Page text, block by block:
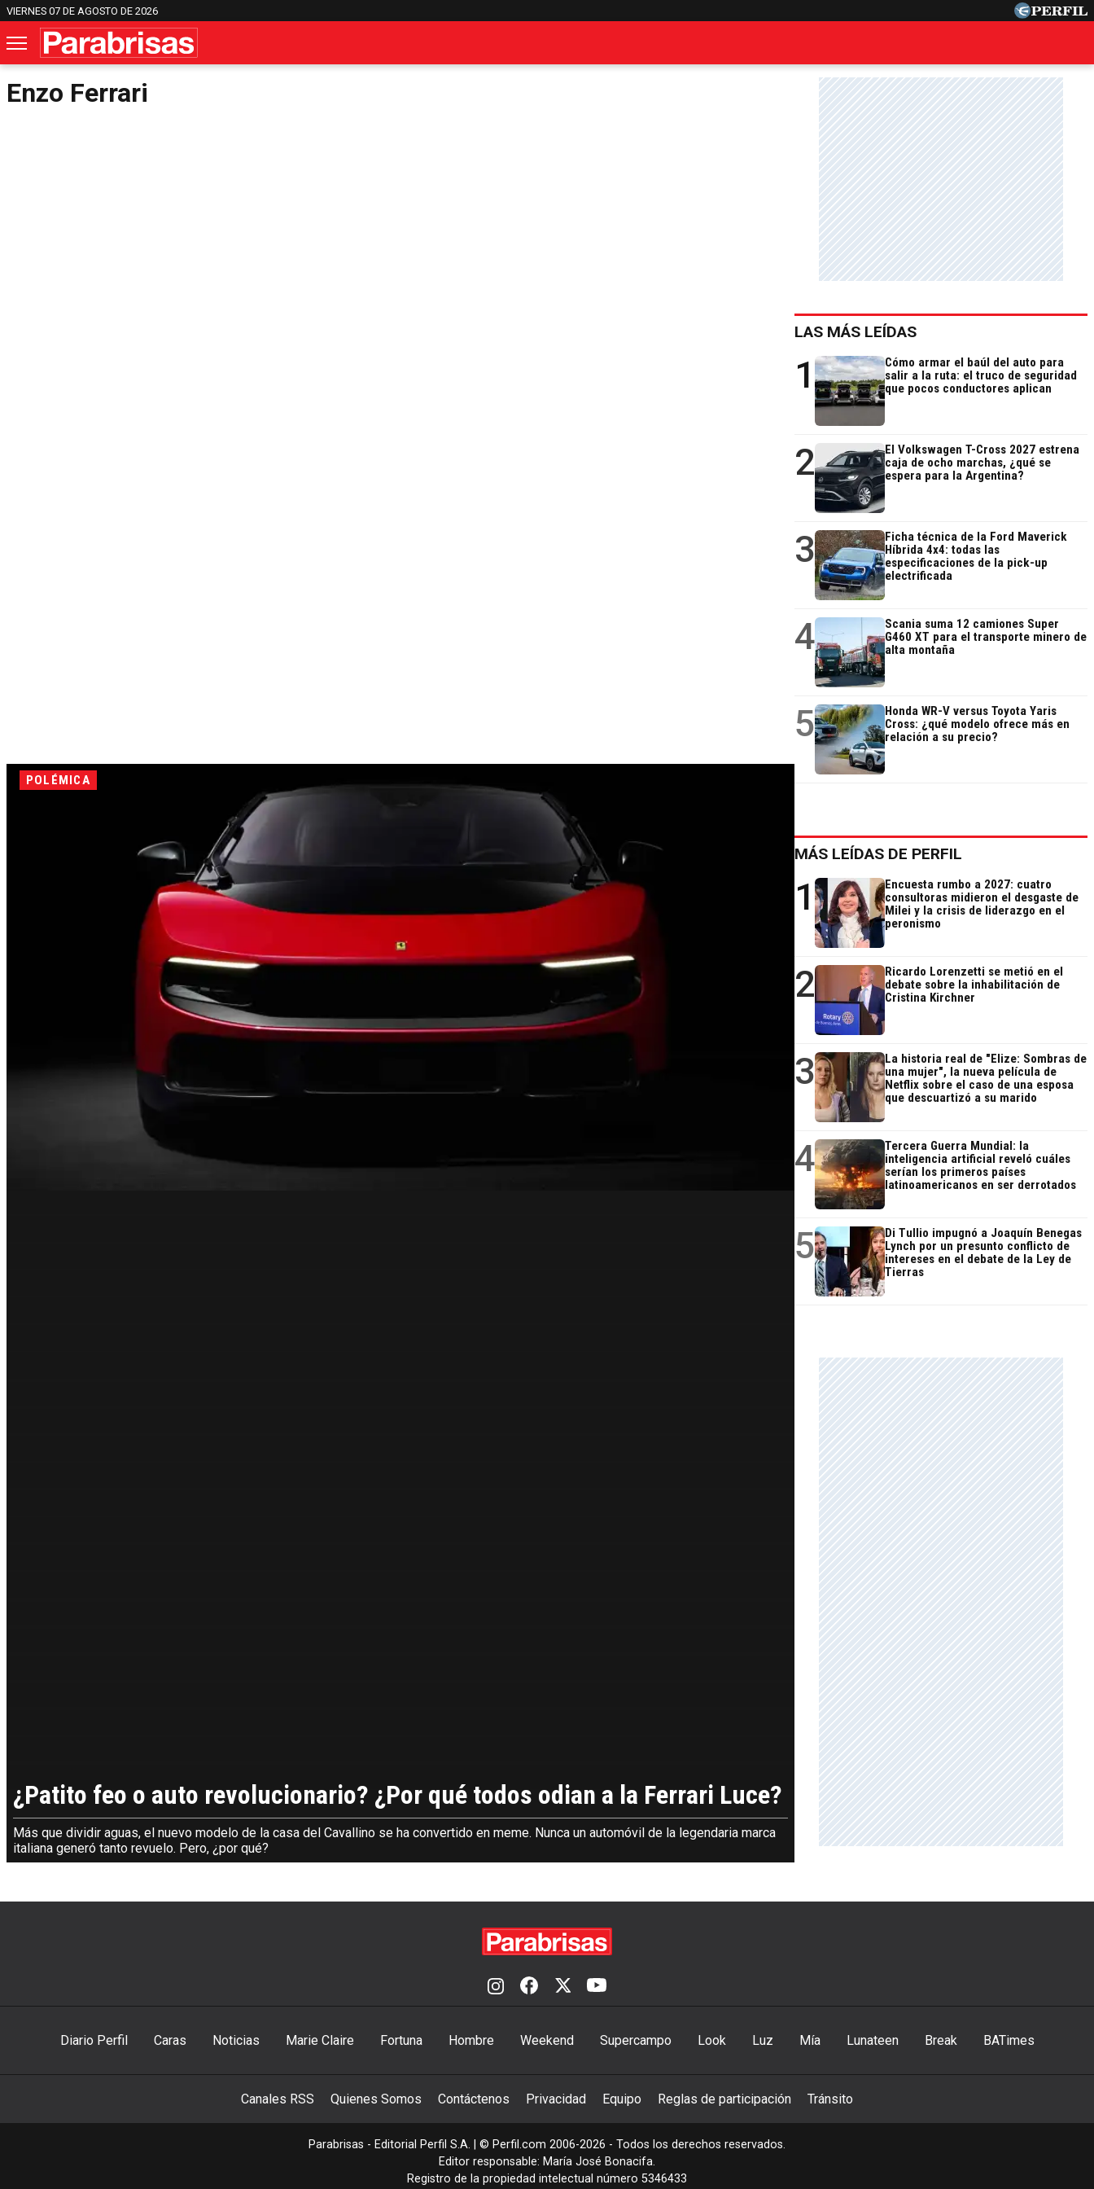
VIERNES 07 DE AGOSTO DE 2026
Enzo Ferrari
POLÉMICA
¿Patito feo o auto revolucionario? ¿Por qué todos odian a la Ferrari Luce?
Más que dividir aguas, el nuevo modelo de la casa del Cavallino se ha convertido en meme. Nunca un automóvil de la legendaria marca
italiana generó tanto revuelo. Pero, ¿por qué?
LAS MÁS LEÍDAS
1
Cómo armar el baúl del auto para
salir a la ruta: el truco de seguridad
que pocos conductores aplican
2
El Volkswagen T-Cross 2027 estrena
caja de ocho marchas, ¿qué se
espera para la Argentina?
3
Ficha técnica de la Ford Maverick
Híbrida 4x4: todas las
especificaciones de la pick-up
electrificada
4
Scania suma 12 camiones Super
G460 XT para el transporte minero de
alta montaña
5
Honda WR-V versus Toyota Yaris
Cross: ¿qué modelo ofrece más en
relación a su precio?
MÁS LEÍDAS DE PERFIL
1
Encuesta rumbo a 2027: cuatro
consultoras midieron el desgaste de
Milei y la crisis de liderazgo en el
peronismo
2
Ricardo Lorenzetti se metió en el
debate sobre la inhabilitación de
Cristina Kirchner
3
La historia real de "Elize: Sombras de
una mujer", la nueva película de
Netflix sobre el caso de una esposa
que descuartizó a su marido
4
Tercera Guerra Mundial: la
inteligencia artificial reveló cuáles
serían los primeros países
latinoamericanos en ser derrotados
5
Di Tullio impugnó a Joaquín Benegas
Lynch por un presunto conflicto de
intereses en el debate de la Ley de
Tierras
Diario Perfil Caras Noticias Marie Claire Fortuna Hombre Weekend Supercampo Look Luz Mía Lunateen Break BATimes
Canales RSS Quienes Somos Contáctenos Privacidad Equipo Reglas de participación Tránsito
Parabrisas - Editorial Perfil S.A. | © Perfil.com 2006-2026 - Todos los derechos reservados.
Editor responsable: María José Bonacifa.
Registro de la propiedad intelectual número 5346433